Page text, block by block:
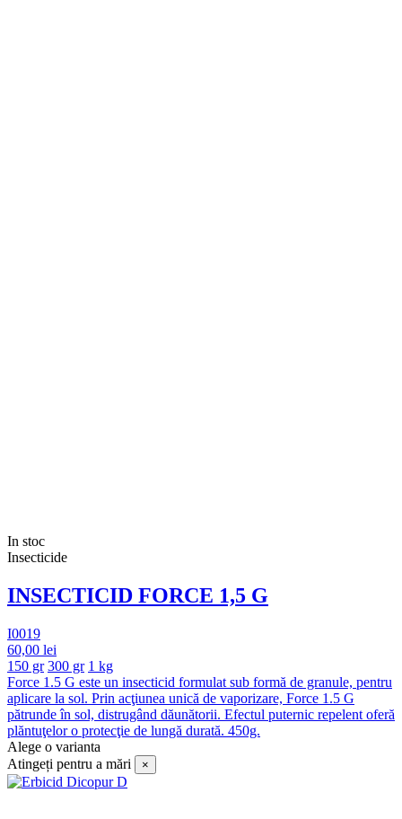
In stoc
Insecticide
INSECTICID FORCE 1,5 G
I0019
60,00 lei
150 gr 300 gr 1 kg
Force 1.5 G este un insecticid formulat sub formă de granule, pentru
aplicare la sol. Prin acţiunea unică de vaporizare, Force 1.5 G
pătrunde în sol, distrugând dăunătorii. Efectul puternic repelent oferă
plăntuţelor o protecţie de lungă durată. 450g.
Alege o varianta
Atingeți pentru a mări
×